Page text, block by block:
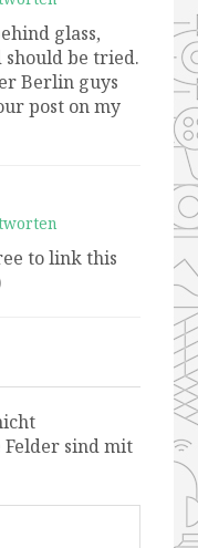
glass,
be tried.
Berlin guys
post on my
to link this
sind mit